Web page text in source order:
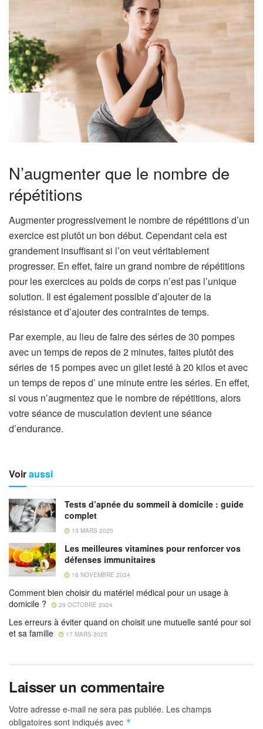
N’augmenter que le nombre de
répétitions
Augmenter progressivement le nombre de répétitions d’un
exercice est plutôt un bon début. Cependant cela est
grandement insuffisant si l’on veut véritablement
progresser. En effet, faire un grand nombre de répétitions
pour les exercices au poids de corps n’est pas l’unique
solution. Il est également possible d’ajouter de la
résistance et d’ajouter des contraintes de temps.
Par exemple, au lieu de faire des séries de 30 pompes
avec un temps de repos de 2 minutes, faites plutôt des
séries de 15 pompes avec un gilet lesté à 20 kilos et avec
un temps de repos d’ une minute entre les séries. En effet,
si vous n’augmentez que le nombre de répétitions, alors
votre séance de musculation devient une séance
d’endurance.
Voiraussi
Tests d’apnée du sommeil à domicile : guide
complet
13 MARS 2025
Les meilleures vitamines pour renforcer vos
défenses immunitaires
18 NOVEMBRE 2024
Comment bien choisir du matériel médical pour un usage à
domicile ?
29 OCTOBRE 2024
Les erreurs à éviter quand on choisit une mutuelle santé pour soi
et sa famille
17 MARS 2025
Laisser un commentaire
Votre adresse e-mail ne sera pas publiée. Les champs
obligatoires sont indiqués avec *